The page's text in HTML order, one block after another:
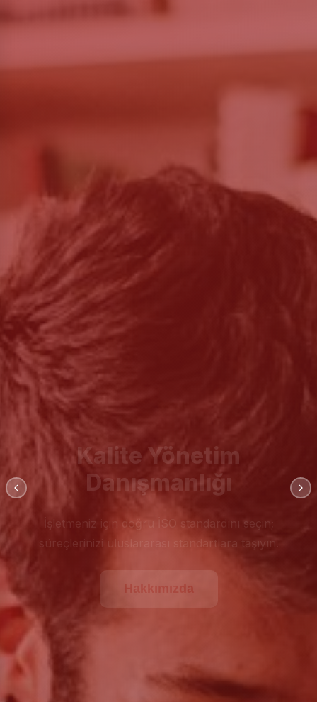
Kalite Yönetim
Danışmanlığı
İşletmeniz için doğru İSO standardını seçin;
süreçlerinizi uluslararası standartlara taşıyın.